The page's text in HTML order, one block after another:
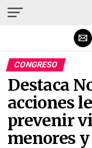
CONGRESO
Destaca
acciones
prevenir
menores
Salir